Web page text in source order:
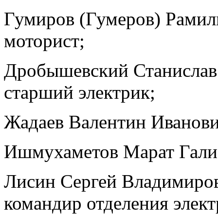
Гумиров (Гумеров)
моторист;
Дробышевский
старший электрик;
Жадаев Валентин
Ишмухаметов Марат
Лисин Сергей
командир отделения